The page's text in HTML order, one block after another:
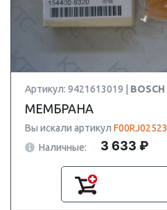
Артикул: 9421613019 | BOSCH
МЕМБРАНА
Вы искали артикул F00RJ02523
Наличные:
3 633 ₽